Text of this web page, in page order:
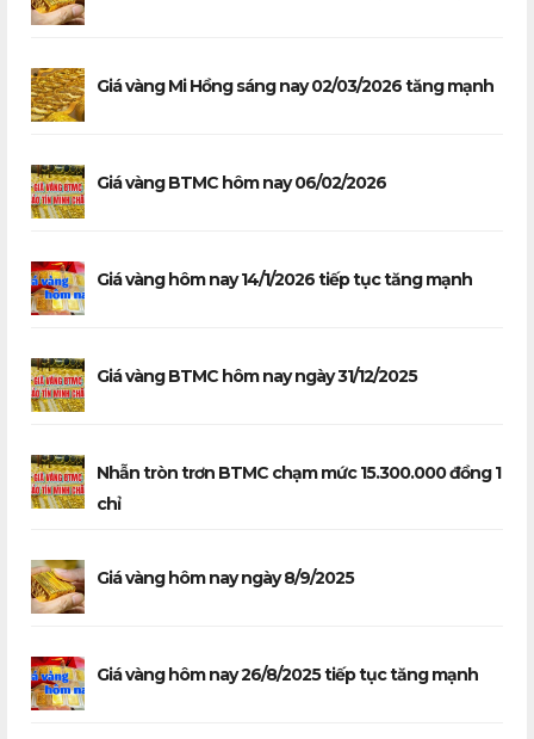
Giá vàng Mi Hồng sáng nay 02/03/2026 tăng mạnh
Giá vàng BTMC hôm nay 06/02/2026
Giá vàng hôm nay 14/1/2026 tiếp tục tăng mạnh
Giá vàng BTMC hôm nay ngày 31/12/2025
Nhẫn tròn trơn BTMC chạm mức 15.300.000 đồng 1
chỉ
Giá vàng hôm nay ngày 8/9/2025
Giá vàng hôm nay 26/8/2025 tiếp tục tăng mạnh